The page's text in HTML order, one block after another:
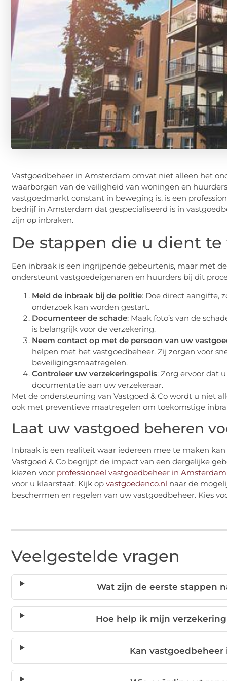
Vastgoedbeheer in Amsterdam omvat niet alleen het
waarborgen van de veiligheid van woningen en
vastgoedmarkt constant in beweging is, is een
bedrijf in Amsterdam dat gespecialiseerd is in
zijn op inbraken.
De stappen die u dient
Een inbraak is een ingrijpende gebeurtenis, maar met
ondersteunt vastgoedeigenaren en huurders bij dit
Meld de inbraak bij de politie: Doe direct aangifte,
onderzoek kan worden gestart.
Documenteer de schade: Maak foto’s van de
is belangrijk voor de verzekering.
Neem contact op met de persoon van uw
helpen met het vastgoedbeheer. Zij zorgen voor
beveiligingsmaatregelen.
Controleer uw verzekeringspolis: Zorg ervoor dat
documentatie aan uw verzekeraar.
Met de ondersteuning van Vastgoed & Co wordt u niet
ook met preventieve maatregelen om toekomstige
Laat uw vastgoed beheren
Inbraak is een realiteit waar iedereen mee te maken
Vastgoed & Co begrijpt de impact van een dergelijke
kiezen voor professioneel vastgoedbeheer in Amsterdam
voor u klaarstaat. Kijk op vastgoedenco.nl naar de
beschermen en regelen van uw vastgoedbeheer. Kies
Veelgestelde vragen
Wat zijn de eerste stappen
Hoe help ik mijn
Kan